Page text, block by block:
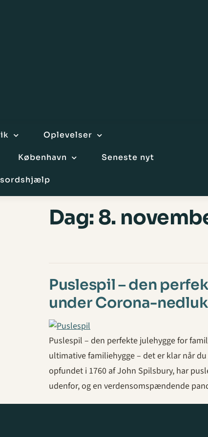
Oplevelser
København Seneste nyt
Dag:8.
Puslespil – den
under Corona-
Puslespil – den perfekte julehygge for
ultimative familiehygge – det er klar når
opfundet i 1760 af John Spilsbury, har
udenfor, og en verdensomspændende